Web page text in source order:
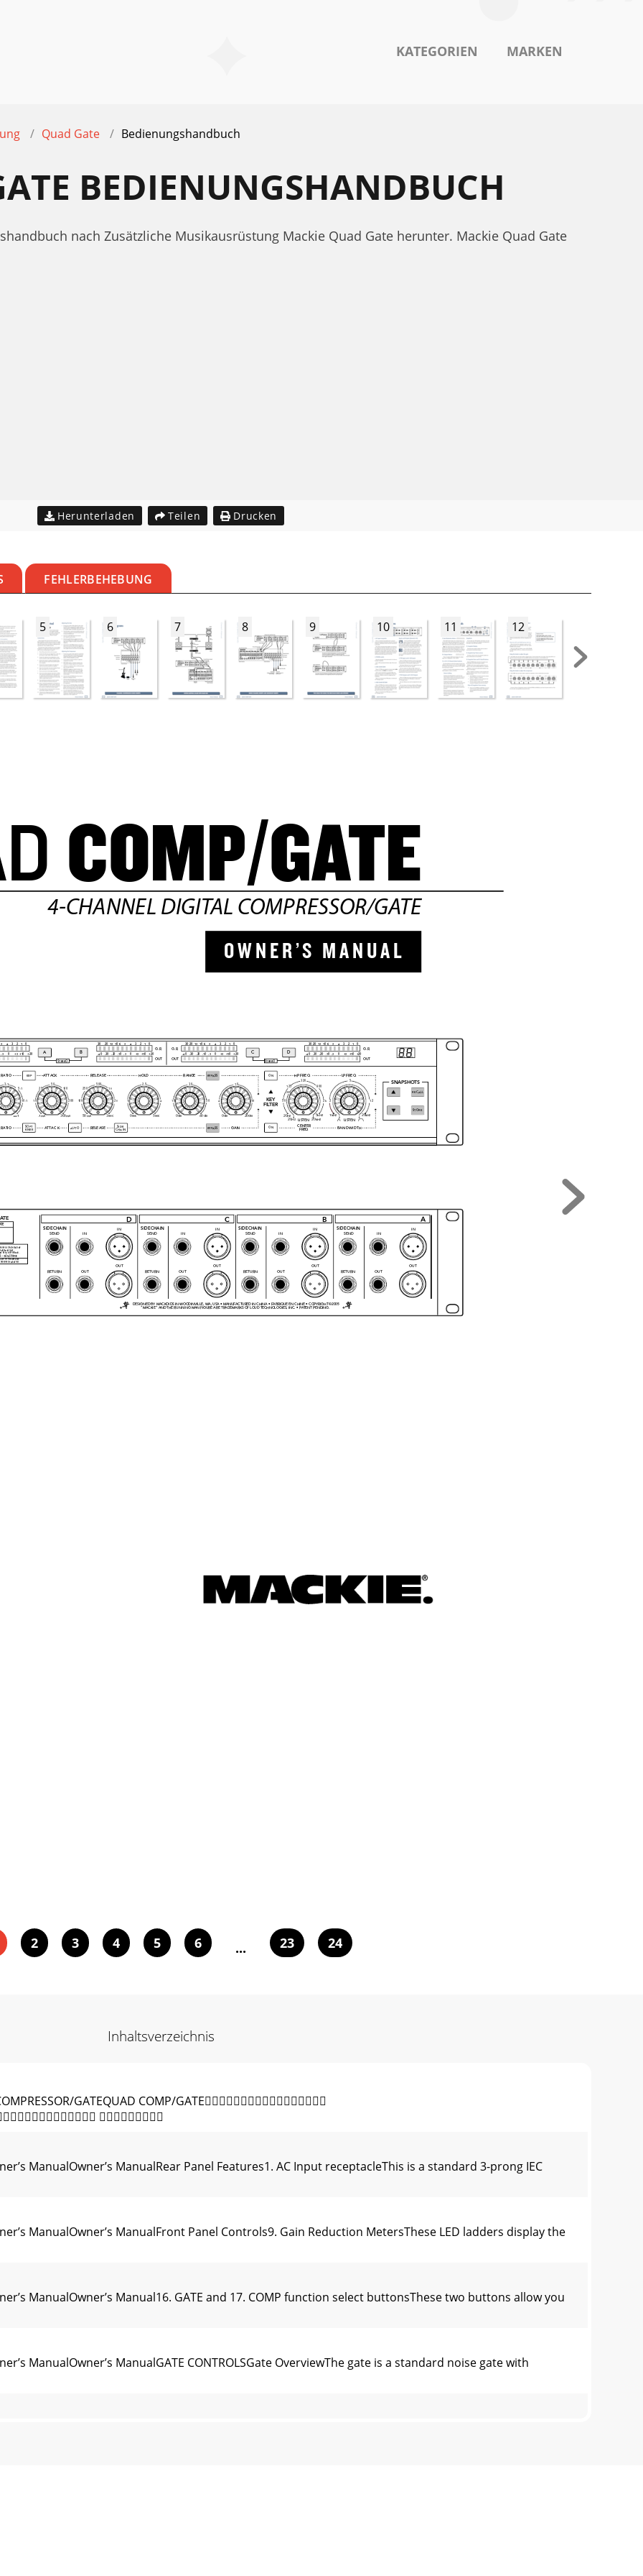
KATEGORIEN MARKEN
Quad Gate Bedienungshandbuch
BEDIENUNGSHANDBUCH
nach Zusätzliche Musikausrüstung Mackie Quad Gate herunter. Mackie Quad Gate
Herunterladen Teilen Drucken
FEHLERBEHEBUNG
5 6 7 8 9 10 11 12
O W N E R ’ S   M A N U A L
4-CHANNEL DIGITAL COMPRESSOR/GATE
COMP/GATE





 




 



   




 










 



   


 

  


   

 

 

 


 



































 
 












  







 
 
 



 
   
 

 



 


 
   
 

 



 


 
   
 

 



 


  






2 3 4 5 6 ... 23 24
Inhaltsverzeichnis
GATEQUAD COMP/GATE

ManualOwner’s ManualRear Panel Features1. AC Input receptacleThis is a standard 3-prong IEC
ManualOwner’s ManualFront Panel Controls9. Gain Reduction MetersThese LED ladders display the
ManualOwner’s Manual16. GATE and 17. COMP function select buttonsThese two buttons allow you
ManualOwner’s ManualGATE CONTROLSGate OverviewThe gate is a standard noise gate with